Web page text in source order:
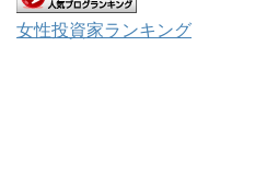
女性投資家ランキング